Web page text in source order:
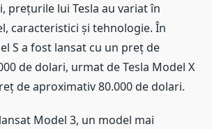
prețurile lui Tesla au variat în
caracteristici și tehnologie. În
S a fost lansat cu un preț de
de dolari, urmat de Tesla Model X
de aproximativ 80.000 de dolari.
Model 3, un model mai